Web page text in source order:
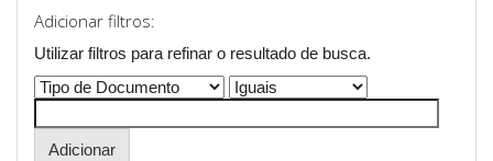
Adicionar filtros:
Utilizar filtros para refinar o resultado de busca.